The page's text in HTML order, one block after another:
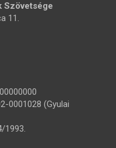
Szövetsége
11.
0001028 (Gyulai
1993.